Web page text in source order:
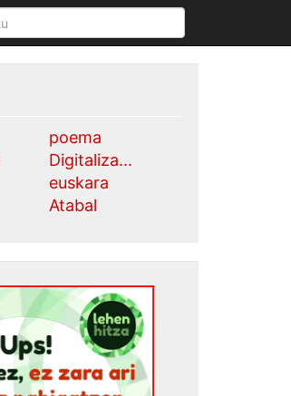
poema
Digitaliza...
euskara
Atabal